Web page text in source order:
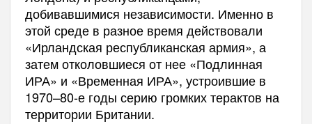
добивавшимися независимости. Именно в
этой среде в разное время действовали
«Ирландская республиканская армия», а
затем отколовшиеся от нее «Подлинная
ИРА» и «Временная ИРА», устроившие в
1970–80-е годы серию громких терактов на
территории Британии.